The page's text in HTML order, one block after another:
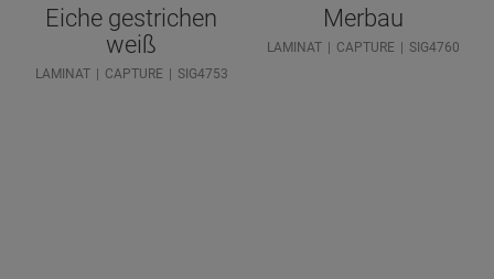
Eiche gestrichen
weiß
LAMINAT CAPTURE SIG4753
Merbau
LAMINAT CAPTURE SIG4760